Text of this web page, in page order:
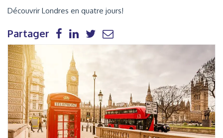
Découvrir Londres en quatre jours!
Partager